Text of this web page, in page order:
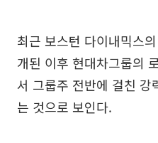
최근 보스턴 다이내믹스
개된 이후 현대차그룹의
서 그룹주 전반에 걸친 강
는 것으로 보인다.